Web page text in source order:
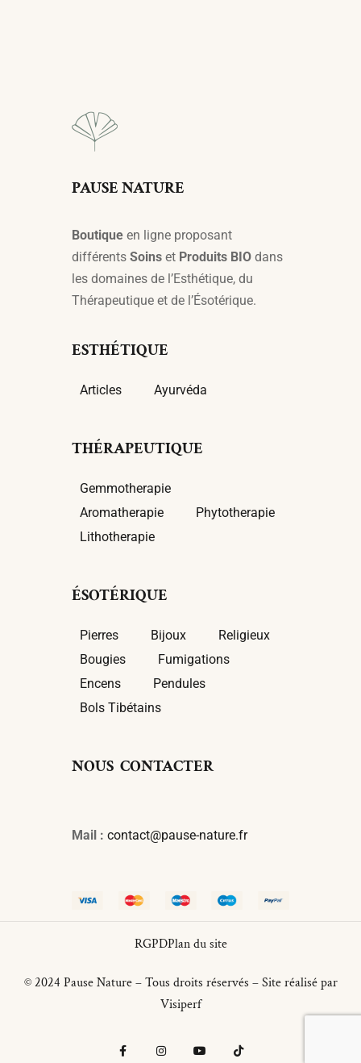
PAUSE NATURE
Boutique en ligne proposant
différents Soins et Produits BIO dans
les domaines de l’Esthétique, du
Thérapeutique et de l’Ésotérique.
ESTHÉTIQUE
Articles Ayurvéda
THÉRAPEUTIQUE
Gemmotherapie
Aromatherapie
Phytotherapie
Lithotherapie
ÉSOTÉRIQUE
Pierres Bijoux
Religieux
Bougies
Fumigations
Encens
Pendules
Bols Tibétains
NOUS CONTACTER
Mail : contact@pause-nature.fr
RGPDPlan du site
© 2024 Pause Nature – Tous droits réservés – Site réalisé par
Visiperf